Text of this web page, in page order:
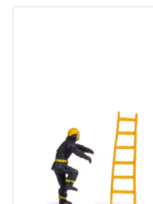
Bildergalerie überspringen